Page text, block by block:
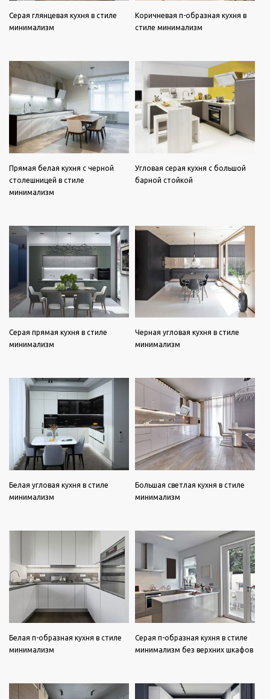
Серая глянцевая кухня в стиле
минимализм
Коричневая п-образная кухня в
стиле минимализм
Прямая белая кухня с черной
столешницей в стиле
минимализм
Угловая серая кухня с большой
барной стойкой
Серая прямая кухня в стиле
минимализм
Черная угловая кухня в стиле
минимализм
Белая угловая кухня в стиле
минимализм
Большая светлая кухня в стиле
минимализм
Белая п-образная кухня в стиле
минимализм
Серая п-образная кухня в стиле
минимализм без верхних шкафов